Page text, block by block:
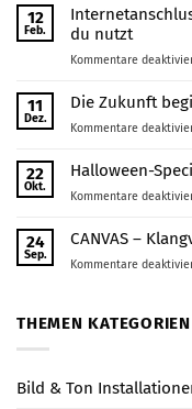
12
Feb.
du nutzt
Kommentare
11
Dez.
Die Zukunft
Kommentare
22
Okt.
Halloween-
Kommentare
24
Sep.
CANVAS –
Kommentare
THEMEN KATEGORIEN
Bild & Ton